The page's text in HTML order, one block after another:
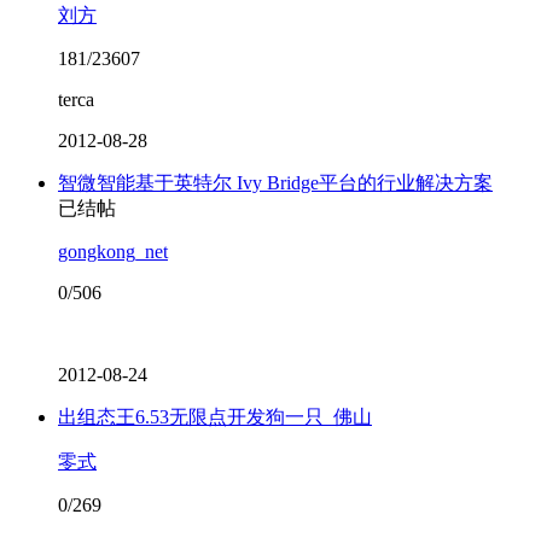
刘方
181/23607
terca
2012-08-28
智微智能基于英特尔 Ivy Bridge平台的行业解决方案
已结帖
gongkong_net
0/506
2012-08-24
出组态王6.53无限点开发狗一只_佛山
零式
0/269